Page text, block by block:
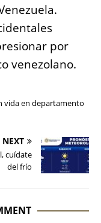
por
venezolano.
vida en departamento
NEXT
cuídate
del frío